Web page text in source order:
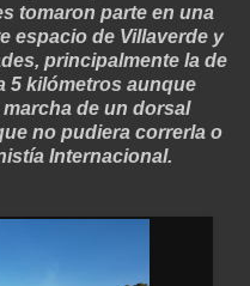
tomaron parte en una
espacio de Villaverde y
principalmente la de
5 kilómetros aunque
de un dorsal
no pudiera correrla o
Internacional.